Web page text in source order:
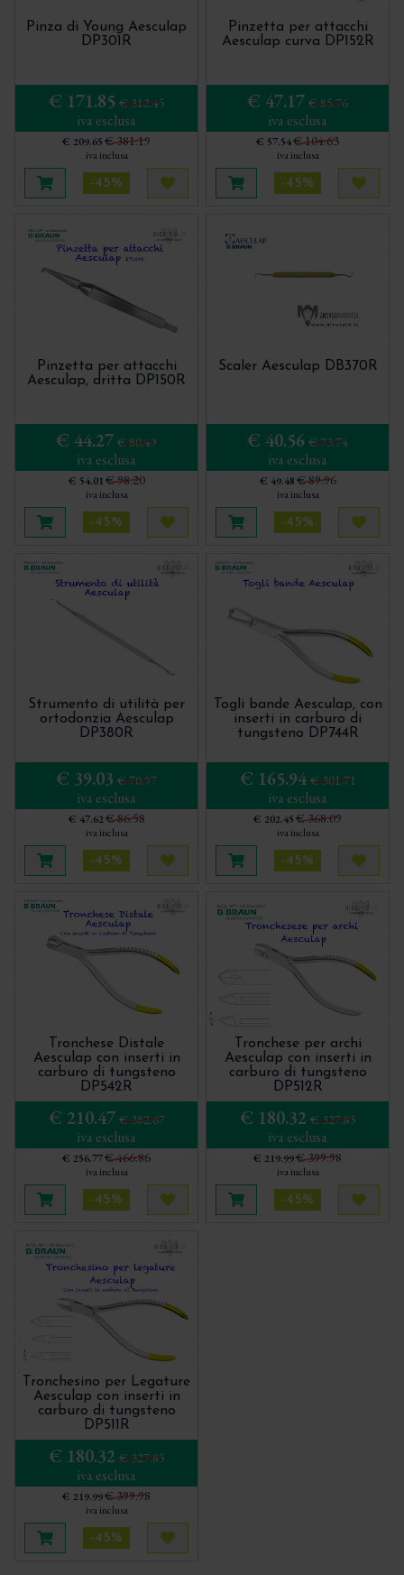
Pinza di Young Aesculap
DP301R
€ 171.85 € 312.45
iva esclusa
€ 209.65€ 381.19
iva inclusa
Aggiungi al carrello
-45%
Acquista più tardi
Pinzetta per attacchi
Aesculap curva DP152R
€ 47.17 € 85.76
iva esclusa
€ 57.54€ 104.63
iva inclusa
Aggiungi al carrello
-45%
Pinzetta per attacchi
Aesculap, dritta DP150R
€ 44.27 € 80.49
iva esclusa
€ 54.01€ 98.20
iva inclusa
Aggiungi al carrello
-45%
Acquista più tardi
Scaler Aesculap DB370R
€ 40.56 € 73.74
iva esclusa
€ 49.48€ 89.96
iva inclusa
Aggiungi al carrello
-45%
Strumento di utilità per
ortodonzia Aesculap
DP380R
€ 39.03 € 70.97
iva esclusa
€ 47.62€ 86.58
iva inclusa
Aggiungi al carrello
-45%
Acquista più tardi
Togli bande Aesculap, con
inserti in carburo di
tungsteno DP744R
€ 165.94 € 301.71
iva esclusa
€ 202.45€ 368.09
iva inclusa
Aggiungi al carrello
-45%
Tronchese Distale
Aesculap con inserti in
carburo di tungsteno
DP542R
€ 210.47 € 382.67
iva esclusa
€ 256.77€ 466.86
iva inclusa
Aggiungi al carrello
-45%
Acquista più tardi
Tronchese per archi
Aesculap con inserti in
carburo di tungsteno
DP512R
€ 180.32 € 327.85
iva esclusa
€ 219.99€ 399.98
iva inclusa
Aggiungi al carrello
-45%
Tronchesino per Legature
Aesculap con inserti in
carburo di tungsteno
DP511R
€ 180.32 € 327.85
iva esclusa
€ 219.99€ 399.98
iva inclusa
Aggiungi al carrello
-45%
Acquista più tardi
Biologici per una rigenerazione ossea semplice
e predicibile
Pistoia